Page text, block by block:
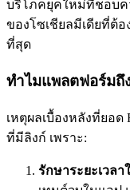
บริโภคยุคใหม่ที่ชอบค
ของโซเชียลมีเดียที่ต้
ที่สุด
ทำไมแพลตฟอร์มถึ
เหตุผลเบื้องหลังที่ยอด
ที่มีลิงก์ เพราะ:
รักษาระยะเวลา